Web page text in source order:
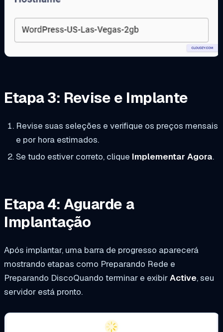
Etapa 3: Revise e Implante
Revise suas seleções e verifique os preços mensais
e por hora estimados.
Se tudo estiver correto, clique Implementar Agora.
Etapa 4: Aguarde a
Implantação
Após implantar, uma barra de progresso aparecerá
mostrando etapas como Preparando Rede e
Preparando DiscoQuando terminar e exibirActive, seu
servidor está pronto.